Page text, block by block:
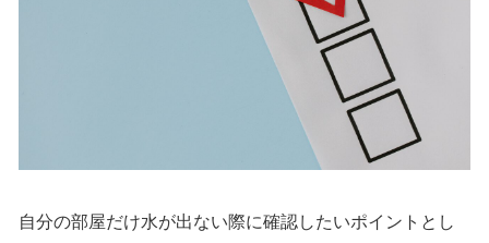
自分の部屋だけ水が出ない際に確認したいポイントとし